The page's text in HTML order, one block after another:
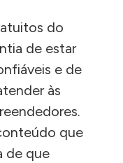
do
de estar
e de
às
que
de que